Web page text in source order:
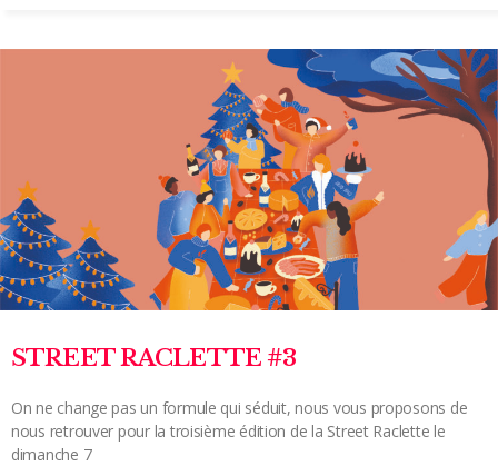
STREET RACLETTE #3
On ne change pas un formule qui séduit, nous vous proposons de
nous retrouver pour la troisième édition de la Street Raclette le
dimanche 7